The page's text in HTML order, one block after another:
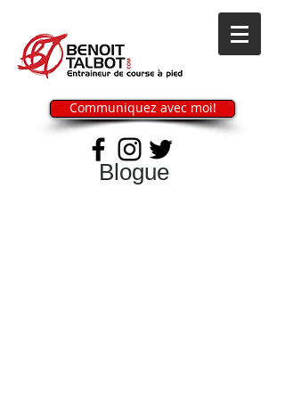
Communiquez avec moi!
Blogue